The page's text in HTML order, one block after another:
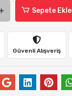
Sepete Ekle
Güvenli Alışveriş